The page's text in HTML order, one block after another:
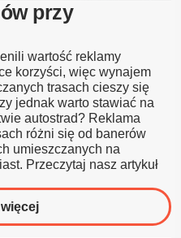
przy
wartość reklamy
korzyści, więc wynajem
trasach cieszy się
jednak warto stawiać na
autostrad? Reklama
różni się od banerów
umieszczanych na
Przeczytaj nasz artykuł
o
Wynajem